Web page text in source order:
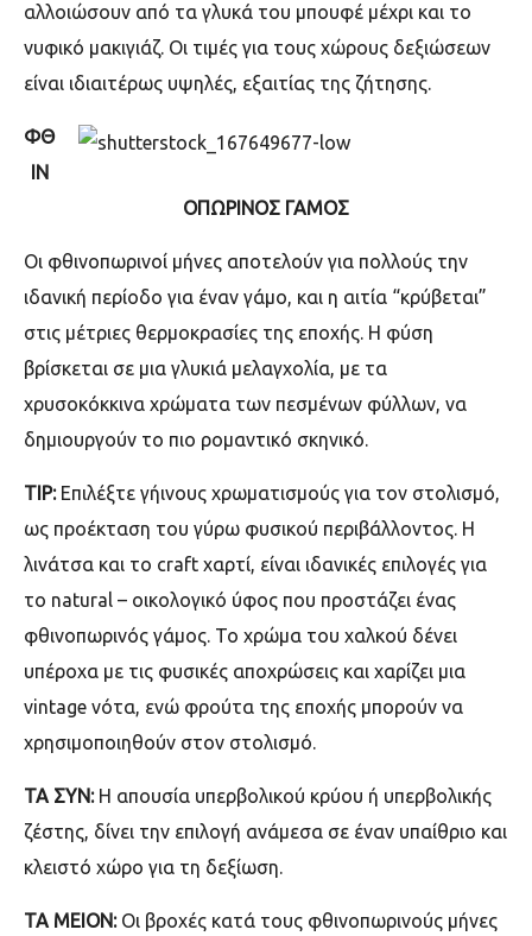
αλλοιώσουν από τα γλυκά του μπουφέ μέχρι και το
νυφικό μακιγιάζ. Οι τιμές για τους χώρους δεξιώσεων
είναι ιδιαιτέρως υψηλές, εξαιτίας της ζήτησης.
ΦΘ
ΙΝ
ΟΠΩΡΙΝΟΣ ΓΑΜΟΣ
Οι φθινοπωρινοί μήνες αποτελούν για πολλούς την
ιδανική περίοδο για έναν γάμο, και η αιτία “κρύβεται”
στις μέτριες θερμοκρασίες της εποχής. Η φύση
βρίσκεται σε μια γλυκιά μελαγχολία, με τα
χρυσοκόκκινα χρώματα των πεσμένων φύλλων, να
δημιουργούν το πιο ρομαντικό σκηνικό.
ΤΙP: Επιλέξτε γήινους χρωματισμούς για τον στολισμό,
ως προέκταση του γύρω φυσικού περιβάλλοντος. Η
λινάτσα και το craft χαρτί, είναι ιδανικές επιλογές για
το natural – οικολογικό ύφος που προστάζει ένας
φθινοπωρινός γάμος. Το χρώμα του χαλκού δένει
υπέροχα με τις φυσικές αποχρώσεις και χαρίζει μια
vintage νότα, ενώ φρούτα της εποχής μπορούν να
χρησιμοποιηθούν στον στολισμό.
TA ΣΥΝ: Η απουσία υπερβολικού κρύου ή υπερβολικής
ζέστης, δίνει την επιλογή ανάμεσα σε έναν υπαίθριο και
κλειστό χώρο για τη δεξίωση.
ΤΑ ΜΕΙΟΝ:Οι βροχές κατά τους φθινοπωρινούς μήνες